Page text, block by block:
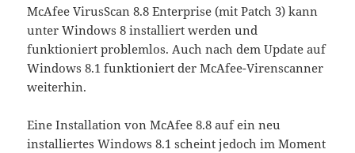
McAfee VirusScan 8.8 Enterprise (mit Patch 3) kann
unter Windows 8 installiert werden und
funktioniert problemlos. Auch nach dem Update auf
Windows 8.1 funktioniert der McAfee-Virenscanner
weiterhin.
Eine Installation von McAfee 8.8 auf ein neu
installiertes Windows 8.1 scheint jedoch im Moment